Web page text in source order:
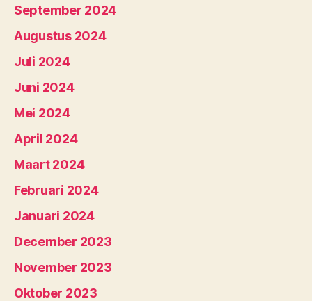
September 2024
Augustus 2024
Juli 2024
Juni 2024
Mei 2024
April 2024
Maart 2024
Februari 2024
Januari 2024
December 2023
November 2023
Oktober 2023